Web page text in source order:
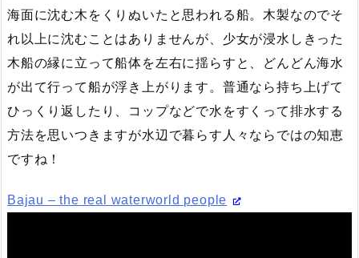
海面に沈む木をくりぬいたと思われる船。木製なのでそ
れ以上に沈むことはありませんが、少女が浸水しきった
木船の縁に立って船体を左右に揺らすと、どんどん海水
が出て行って船が浮き上がります。普通なら持ち上げて
ひっくり返したり、コップなどで水をすくって排水する
方法を思いつきますが水辺で暮らす人々ならではの知恵
ですね！
Bajau – the real waterworld people